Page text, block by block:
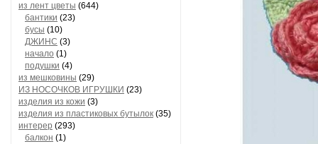
из лент цветы (644)
бантики (23)
бусы (10)
ДЖИНС (3)
начало (1)
подушки (4)
из мешковины (29)
ИЗ НОСОЧКОВ ИГРУШКИ (23)
изделия из кожи (3)
изделия из пластиковых бутылок (35)
интерер (293)
балкон (1)